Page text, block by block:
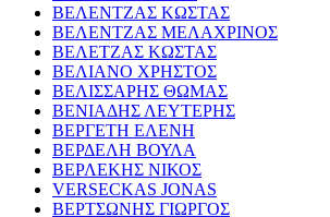
ΒΕΛΕΝΤΖΑΣ ΚΩΣΤΑΣ
ΒΕΛΕΝΤΖΑΣ ΜΕΛΑΧΡΙΝΟΣ
ΒΕΛΕΤΖΑΣ ΚΩΣΤΑΣ
ΒΕΛΙΑΝΟ ΧΡΗΣΤΟΣ
ΒΕΛΙΣΣΑΡΗΣ ΘΩΜΑΣ
ΒΕΝΙΑΔΗΣ ΛΕΥΤΕΡΗΣ
ΒΕΡΓΕΤΗ ΕΛΕΝΗ
ΒΕΡΔΕΛΗ ΒΟΥΛΑ
ΒΕΡΛΕΚΗΣ ΝΙΚΟΣ
VERSECKAS JONAS
ΒΕΡΤΣΩΝΗΣ ΓΙΩΡΓΟΣ